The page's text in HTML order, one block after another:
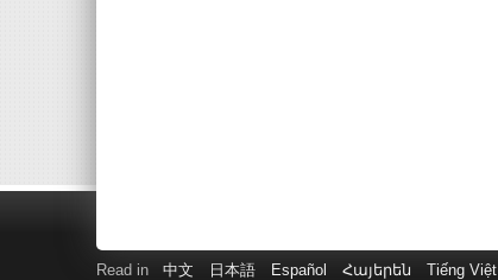
Read in 中文 日本語 Español Հայերեն Tiếng Việt